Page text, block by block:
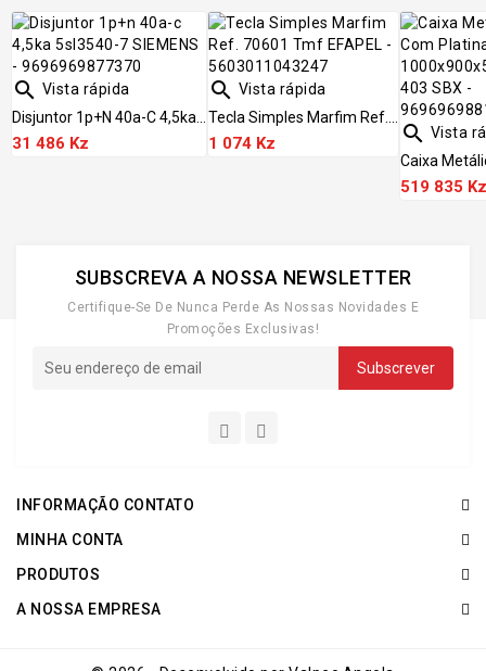
 Vista rápida
Disjuntor 1p+n 40a-C 4,5ka...
31 486 Kz
 Vista rápida
Tecla Simples Marfim Ref....
1 074 Kz  Vista
Caixa
519 835 Kz
SUBSCREVA A NOSSA NEWSLETTER
Certifique-Se De Nunca Perde As Nossas Novidades E
Promoções Exclusivas!
INFORMAÇÃO CONTATO
MINHA CONTA
PRODUTOS
A NOSSA EMPRESA